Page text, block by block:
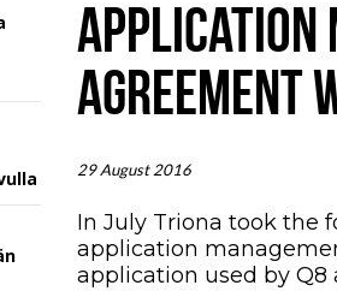
AGREEMENT
29 August 2016
In July Triona took the
application
application used by Q8